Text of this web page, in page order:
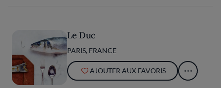
Le Duc
PARIS, FRANCE
AJOUTER AUX FAVORIS